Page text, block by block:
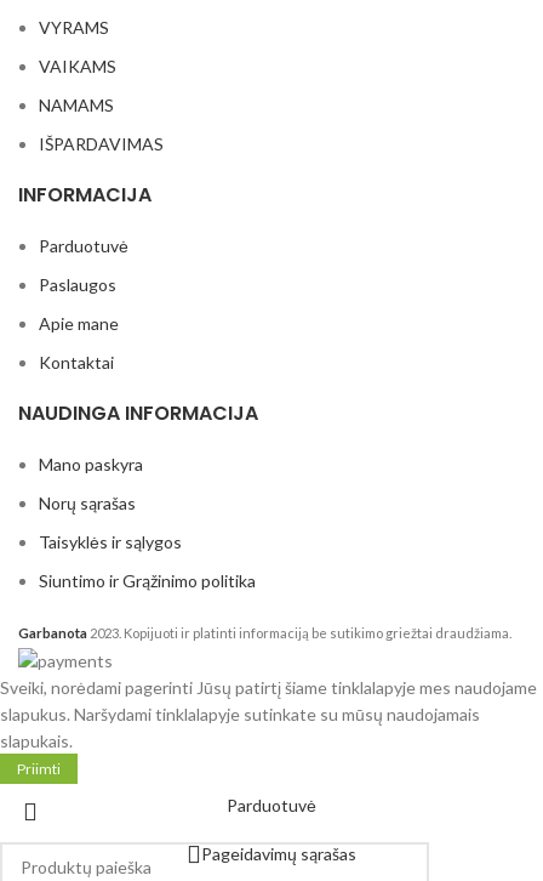
VYRAMS
VAIKAMS
NAMAMS
IŠPARDAVIMAS
INFORMACIJA
Parduotuvė
Paslaugos
Apie mane
Kontaktai
NAUDINGA INFORMACIJA
Mano paskyra
Norų sąrašas
Taisyklės ir sąlygos
Siuntimo ir Grąžinimo politika
Garbanota 2023. Kopijuoti ir platinti informaciją be sutikimo griežtai draudžiama.
Sveiki, norėdami pagerinti Jūsų patirtį šiame tinklalapyje mes naudojame
slapukus. Naršydami tinklalapyje sutinkate su mūsų naudojamais
slapukais.
Priimti
Parduotuvė
Pageidavimų sąrašas